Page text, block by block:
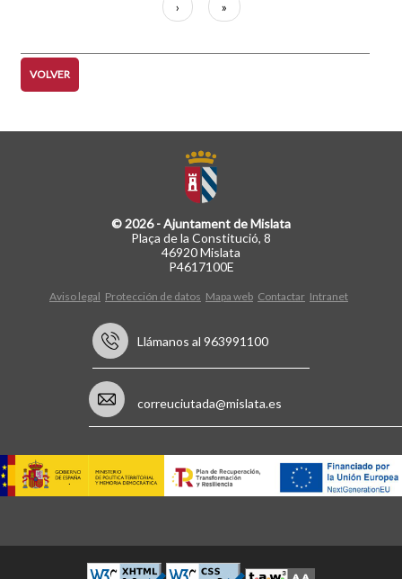
Siguiente
página
›
Última
página
»
VOLVER
© 2026 - Ajuntament de Mislata
Plaça de la Constitució, 8
46920 Mislata
P4617100E
Aviso legal Protección de datos Mapa web Contactar Intranet
Llámanos al 963991100
correuciutada@mislata.es